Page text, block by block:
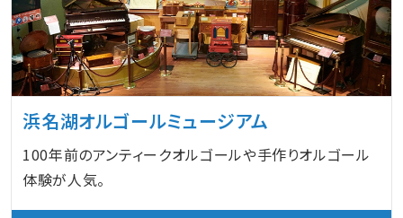
浜名湖オルゴールミュージアム
100年前のアンティークオルゴールや手作りオルゴール
体験が人気。